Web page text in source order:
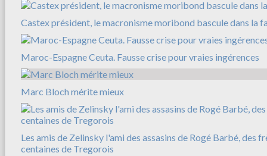
Castex président, le macronisme moribond bascule dans la
Maroc-Espagne Ceuta. Fausse crise pour vraies ingérences
Marc Bloch mérite mieux
Les amis de Zelinsky l'ami des assasins de Rogé Barbé, des
centaines de Tregorois